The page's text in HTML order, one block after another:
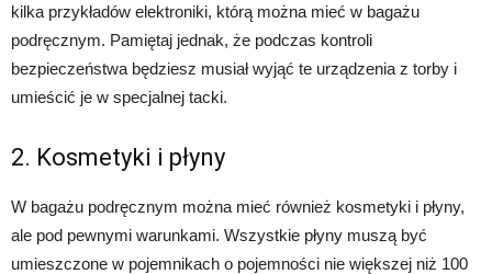
kilka przykładów elektroniki, którą można mieć w bagażu
podręcznym. Pamiętaj jednak, że podczas kontroli
bezpieczeństwa będziesz musiał wyjąć te urządzenia z torby i
umieścić je w specjalnej tacki.
2. Kosmetyki i płyny
W bagażu podręcznym można mieć również kosmetyki i płyny,
ale pod pewnymi warunkami. Wszystkie płyny muszą być
umieszczone w pojemnikach o pojemności nie większej niż 100